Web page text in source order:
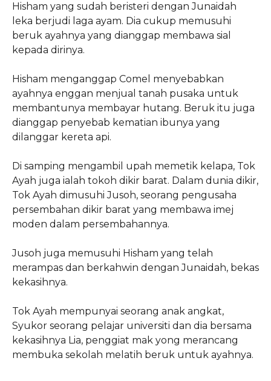
Hisham yang sudah beristeri dengan Junaidah
leka berjudi laga ayam. Dia cukup memusuhi
beruk ayahnya yang dianggap membawa sial
kepada dirinya.
Hisham menganggap Comel menyebabkan
ayahnya enggan menjual tanah pusaka untuk
membantunya membayar hutang. Beruk itu juga
dianggap penyebab kematian ibunya yang
dilanggar kereta api.
Di samping mengambil upah memetik kelapa, Tok
Ayah juga ialah tokoh dikir barat. Dalam dunia dikir,
Tok Ayah dimusuhi Jusoh, seorang pengusaha
persembahan dikir barat yang membawa imej
moden dalam persembahannya.
Jusoh juga memusuhi Hisham yang telah
merampas dan berkahwin dengan Junaidah, bekas
kekasihnya.
Tok Ayah mempunyai seorang anak angkat,
Syukor seorang pelajar universiti dan dia bersama
kekasihnya Lia, penggiat mak yong merancang
membuka sekolah melatih beruk untuk ayahnya.